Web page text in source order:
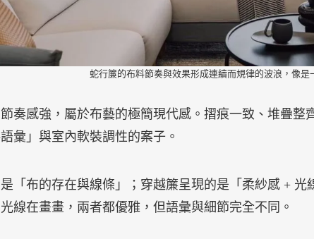
蛇行簾的布料節奏與效果形成連續而規律的波浪，像是
奏感強，屬於布藝的極簡現代感。摺痕一致、堆疊
彙」與室內軟裝調性的案子。
「布的存在與線條」；穿越簾呈現的是「柔紗感 +
線在畫畫，兩者都優雅，但語彙與細節完全不同。